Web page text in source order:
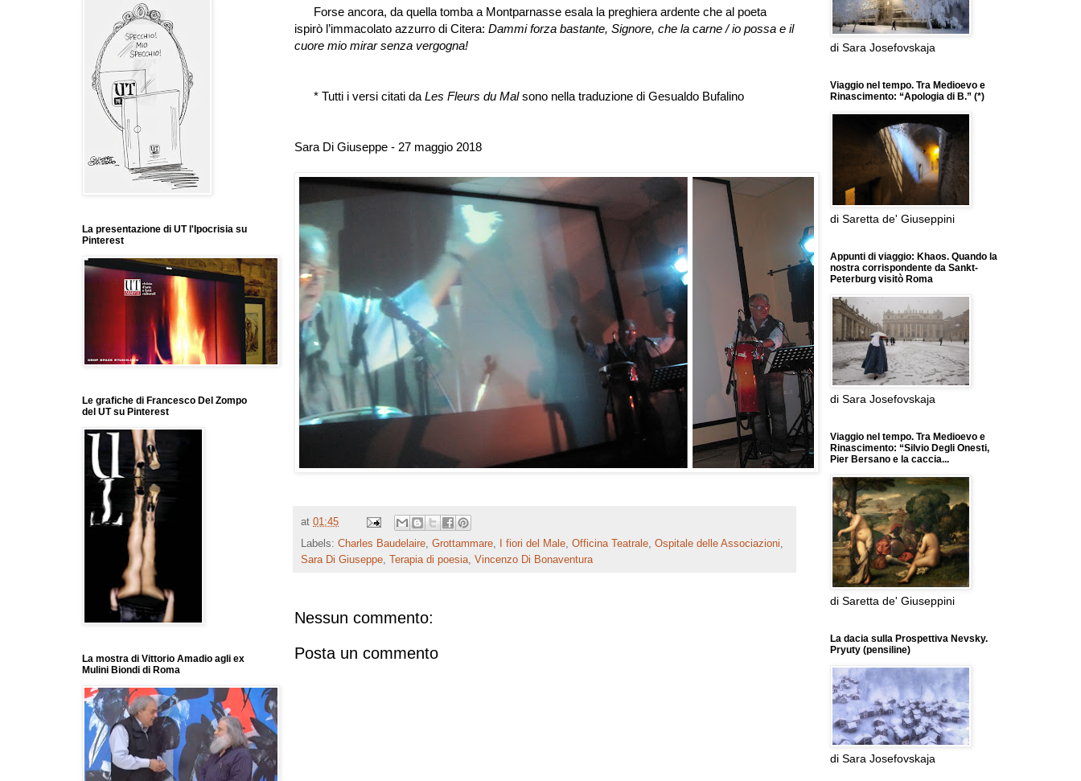
Forse ancora, da quella tomba a Montparnasse esala la preghiera ardente che al poeta
ispirò l’immacolato azzurro di Citera: Dammi forza bastante, Signore, che la carne / io possa e il
cuore mio mirar senza vergogna!
* Tutti i versi citati da Les Fleurs du Malsono nella traduzione di Gesualdo Bufalino
Sara Di Giuseppe - 27 maggio 2018
at 01:45
Labels: Charles Baudelaire, Grottammare, I fiori del Male, Officina Teatrale, Ospitale delle Associazioni,
Sara Di Giuseppe, Terapia di poesia, Vincenzo Di Bonaventura
Nessun commento:
Posta un commento
La presentazione di UT l'Ipocrisia su
Pinterest
Le grafiche di Francesco Del Zompo
del UT su Pinterest
La mostra di Vittorio Amadio agli ex
Mulini Biondi di Roma
di Sara Josefovskaja
Viaggio nel tempo. Tra Medioevo e
Rinascimento: “Apologia di B.” (*)
di Saretta de' Giuseppini
Appunti di viaggio: Khaos. Quando la
nostra corrispondente da Sankt-
Peterburg visitò Roma
di Sara Josefovskaja
Viaggio nel tempo. Tra Medioevo e
Rinascimento: “Silvio Degli Onesti,
Pier Bersano e la caccia...
di Saretta de' Giuseppini
La dacia sulla Prospettiva Nevsky.
Pryuty (pensiline)
di Sara Josefovskaja